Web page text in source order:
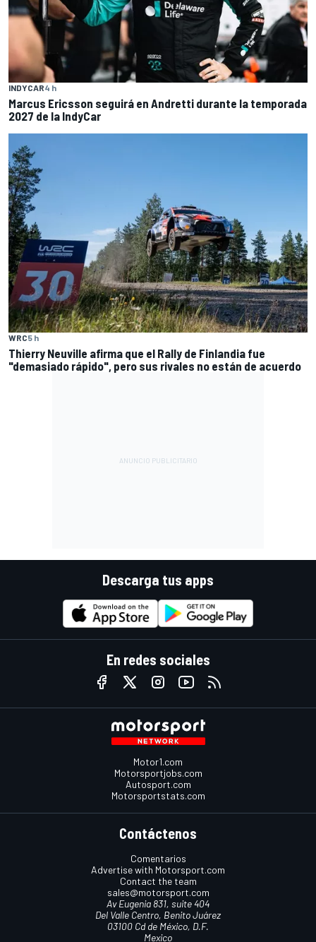
INDYCAR4 h
Marcus Ericsson seguirá en Andretti durante la temporada
2027 de la IndyCar
WRC5 h
Thierry Neuville afirma que el Rally de Finlandia fue
"demasiado rápido", pero sus rivales no están de acuerdo
Descarga tus apps
En redes sociales
Motor1.com
Motorsportjobs.com
Autosport.com
Motorsportstats.com
Contáctenos
Comentarios
Advertise with Motorsport.com
Contact the team
sales@motorsport.com
Av Eugenia 831, suite 404
Del Valle Centro, Benito Juárez
03100 Cd de México, D.F.
Mexico